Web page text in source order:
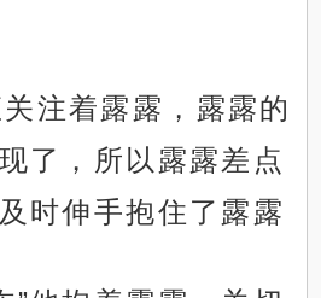
注着露露，露露的
了，所以露露差点
时伸手抱住了露露